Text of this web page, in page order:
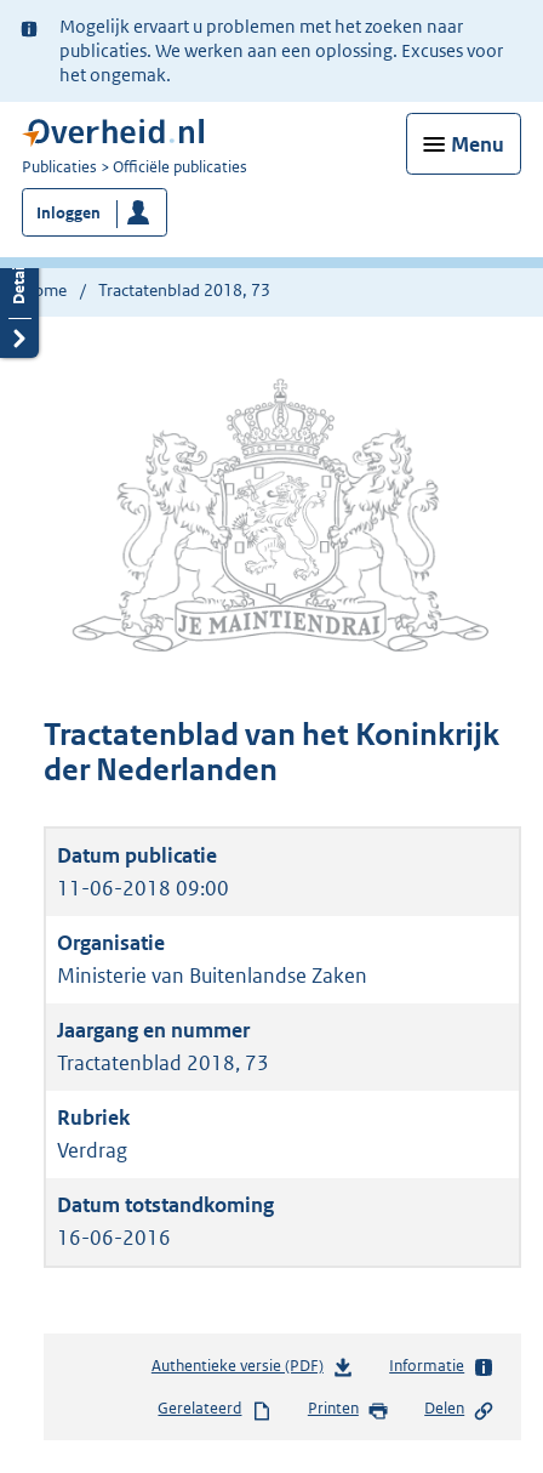
Ter
informatie:
Mogelijk ervaart u problemen met het zoeken naar
publicaties. We werken aan een oplossing. Excuses voor
het ongemak.
Menu
U
bent
nu
hier:
Publicaties Officiële publicaties
Inloggen
Home Tractatenblad 2018, 73
Tractatenblad van het Koninkrijk
der Nederlanden
11-06-2018 09:00
Ministerie van Buitenlandse Zaken
Tractatenblad 2018, 73
Verdrag
16-06-2016
Authentieke versie (PDF)b
s
Informatie
Gerelateerd Printen Delen